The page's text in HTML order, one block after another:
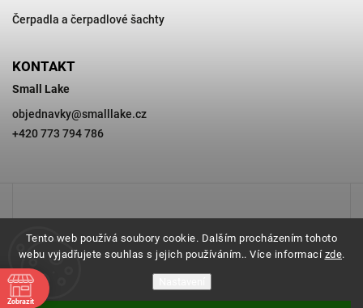
Tento web používá soubory cookie. Dalším procházením tohoto
webu vyjadřujete souhlas s jejich používáním.. Více informací zde.
Čerpadla a čerpadlové šachty
KONTAKT
Small Lake
objednavky@smalllake.cz
+420 773 794 786
Zobrazit